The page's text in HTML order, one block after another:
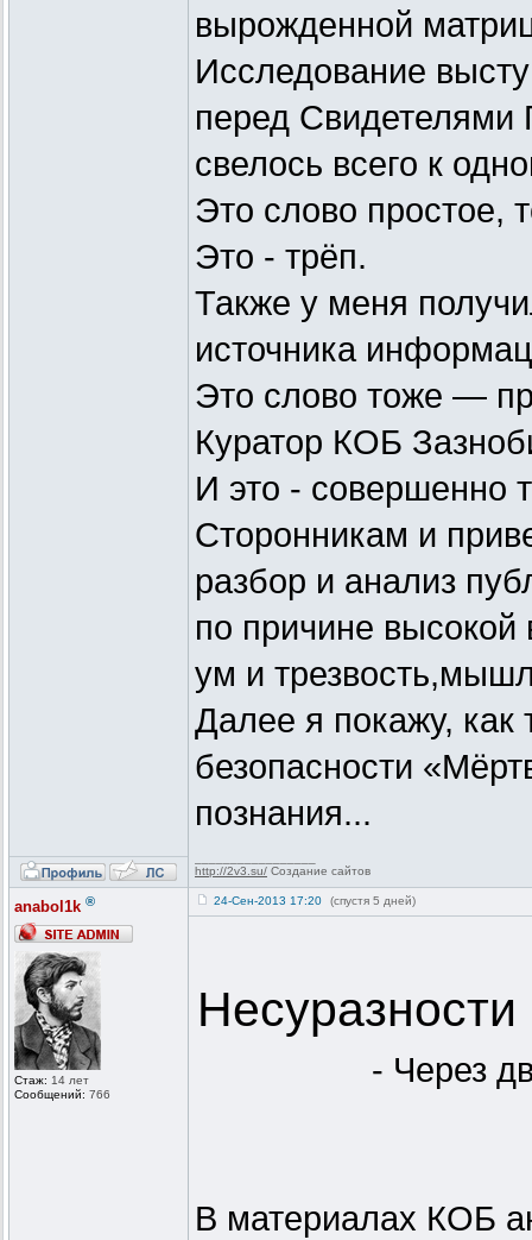
вырожденной
Исследование
перед Свидетелями
свелось всего к
Это слово простое,
Это - трёп.
Также у меня
источника
Это слово тоже —
Куратор КОБ
И это - совершенно
Сторонникам и
разбор и анализ
по причине высокой
ум и
Далее я покажу,
безопасности
познания...
http://2v3.su/ Создание сайтов
anabol1k ®
Стаж: 14 лет
Сообщений: 766
24-Сен-2013 17:20 (спустя 5 дней)
- Через
В материалах КОБ